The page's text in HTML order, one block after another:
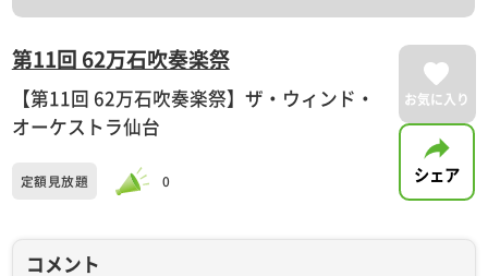
第11回 62万石吹奏楽祭
【第11回 62万石吹奏楽祭】ザ・ウィンド・
オーケストラ仙台
定額見放題 0
お気に入り
シェア
コメント